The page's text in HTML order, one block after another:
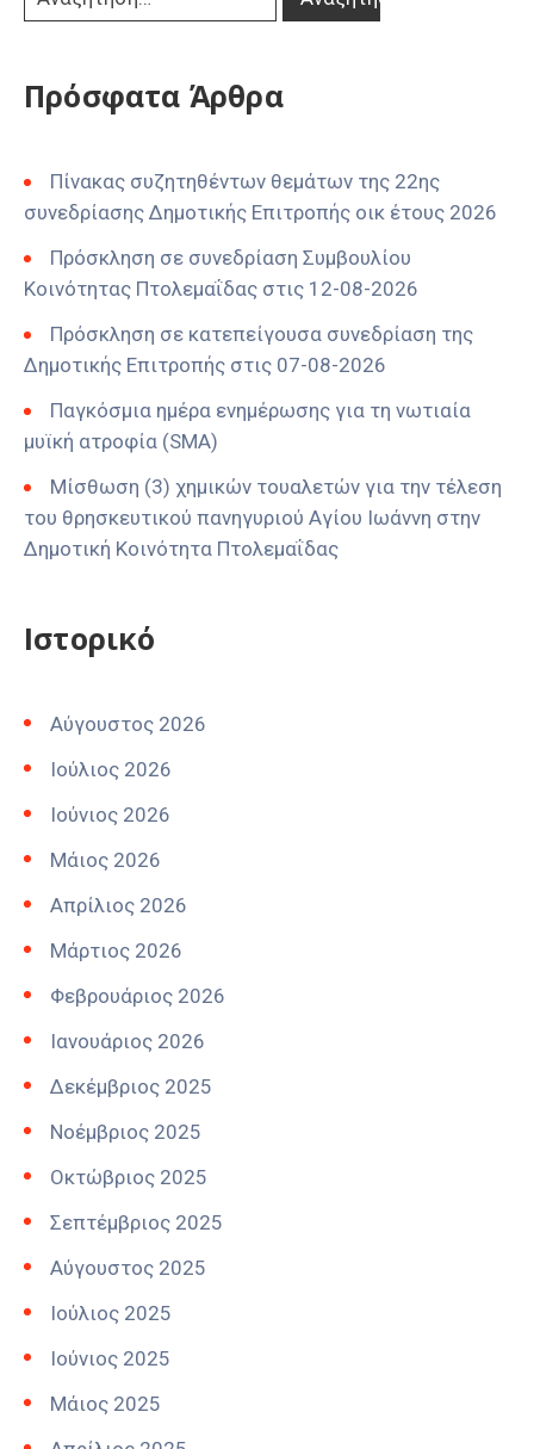
Πρόσφατα Άρθρα
Πίνακας συζητηθέντων θεμάτων της 22ης
συνεδρίασης Δημοτικής Επιτροπής οικ έτους 2026
Πρόσκληση σε συνεδρίαση Συμβουλίου
Κοινότητας Πτολεμαΐδας στις 12-08-2026
Πρόσκληση σε κατεπείγουσα συνεδρίαση της
Δημοτικής Επιτροπής στις 07-08-2026
Παγκόσμια ημέρα ενημέρωσης για τη νωτιαία
μυϊκή ατροφία (SMA)
Μίσθωση (3) χημικών τουαλετών για την τέλεση
του θρησκευτικού πανηγυριού Αγίου Ιωάννη στην
Δημοτική Κοινότητα Πτολεμαΐδας
Ιστορικό
Αύγουστος 2026
Ιούλιος 2026
Ιούνιος 2026
Μάιος 2026
Απρίλιος 2026
Μάρτιος 2026
Φεβρουάριος 2026
Ιανουάριος 2026
Δεκέμβριος 2025
Νοέμβριος 2025
Οκτώβριος 2025
Σεπτέμβριος 2025
Αύγουστος 2025
Ιούλιος 2025
Ιούνιος 2025
Μάιος 2025